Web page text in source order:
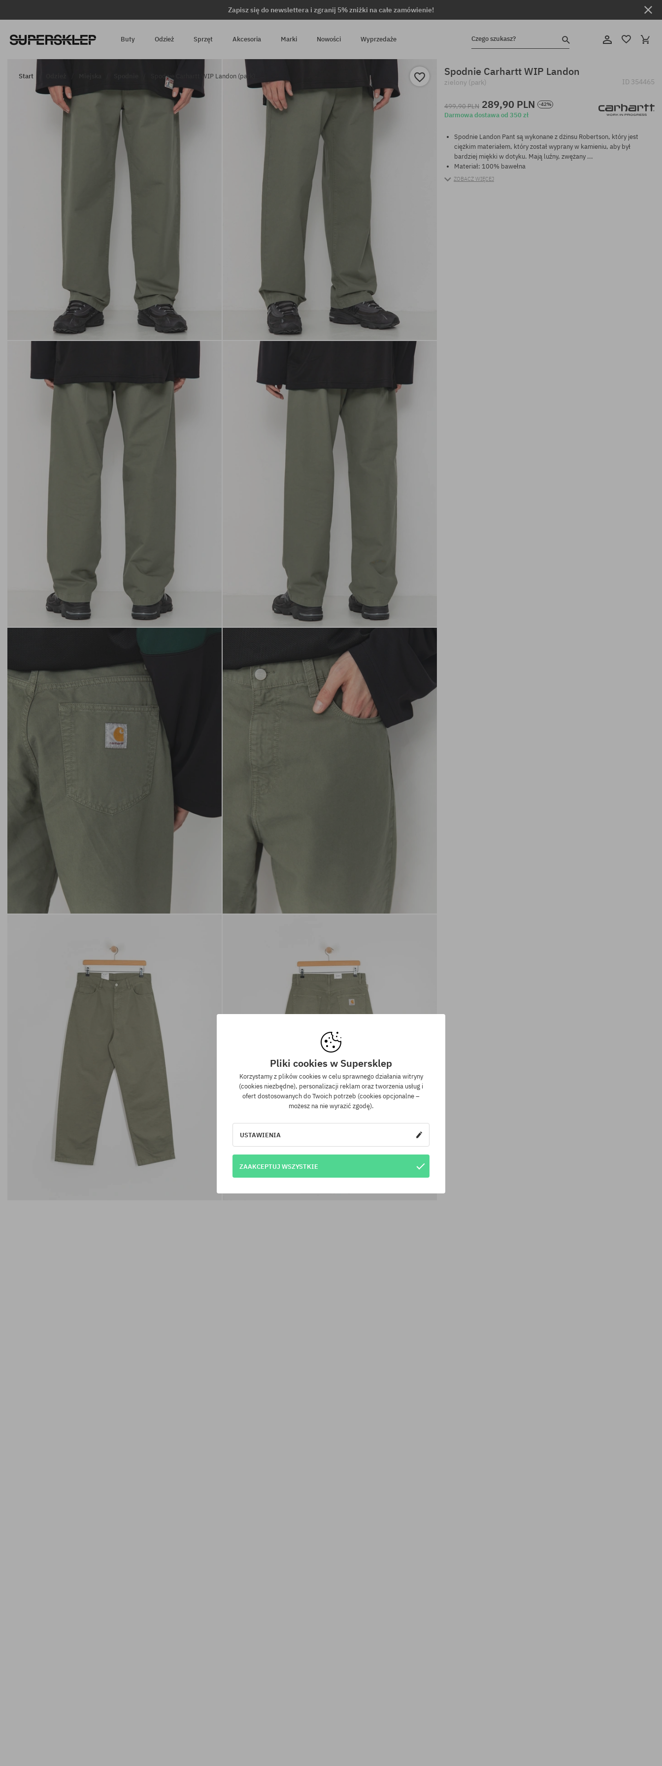
Zapisz się do newslettera i zgranij 5% zniżki na całe zamówienie!
Buty Odzież Sprzęt Akcesoria Marki Nowości Wyprzedaże Czego szukasz?
Start Spodnie Carhartt WIP Landon (park) Spodnie Carhartt WIP Landon
zielony (park) ID 354465
499,90 PLN 289,90 PLN -42%
Darmowa dostawa od 350 zł
Spodnie Landon Pant są wykonane z dżinsu Robertson, który jest
ciężkim materiałem, który został wyprany w kamieniu, aby był
bardziej miękki w dotyku. Mają luźny, zwężany ...
Materiał: 100% bawełna
ZOBACZ WIĘCEJ
Pliki cookies w Supersklep
Korzystamy z plików cookies w celu sprawnego działania witryny
(cookies niezbędne), personalizacji reklam oraz tworzenia usług i
ofert dostosowanych do Twoich potrzeb (cookies opcjonalne –
możesz na nie wyrazić zgodę).
USTAWIENIA
ZAAKCEPTUJ WSZYSTKIE